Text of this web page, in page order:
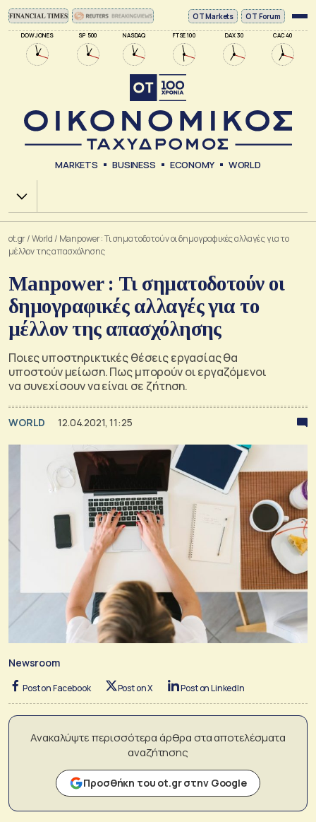
DOW JONES SP 500 NASDAQ FTSE 100 DAX 30 CAC 40
ΟΤ Markets OT Forum
MARKETS BUSINESS ECONOMY WORLD
Χ.Α.
ot.gr/World / Manpower : Τι σηματοδοτούν οι δημογραφικές αλλαγές για το
μέλλον της απασχόλησης
Manpower : Τι σηματοδοτούν οι
δημογραφικές αλλαγές για το
μέλλον της απασχόλησης
Ποιες υποστηρικτικές θέσεις εργασίας θα
υποστούν μείωση. Πως μπορούν οι εργαζόμενοι
να συνεχίσουν να είναι σε ζήτηση.
WORLD 12.04.2021, 11:25
Newsroom
Post on Facebook Post on X Post on LinkedIn
Ανακαλύψτε περισσότερα άρθρα στα αποτελέσματα
αναζήτησης
Προσθήκη του ot.gr στην Google